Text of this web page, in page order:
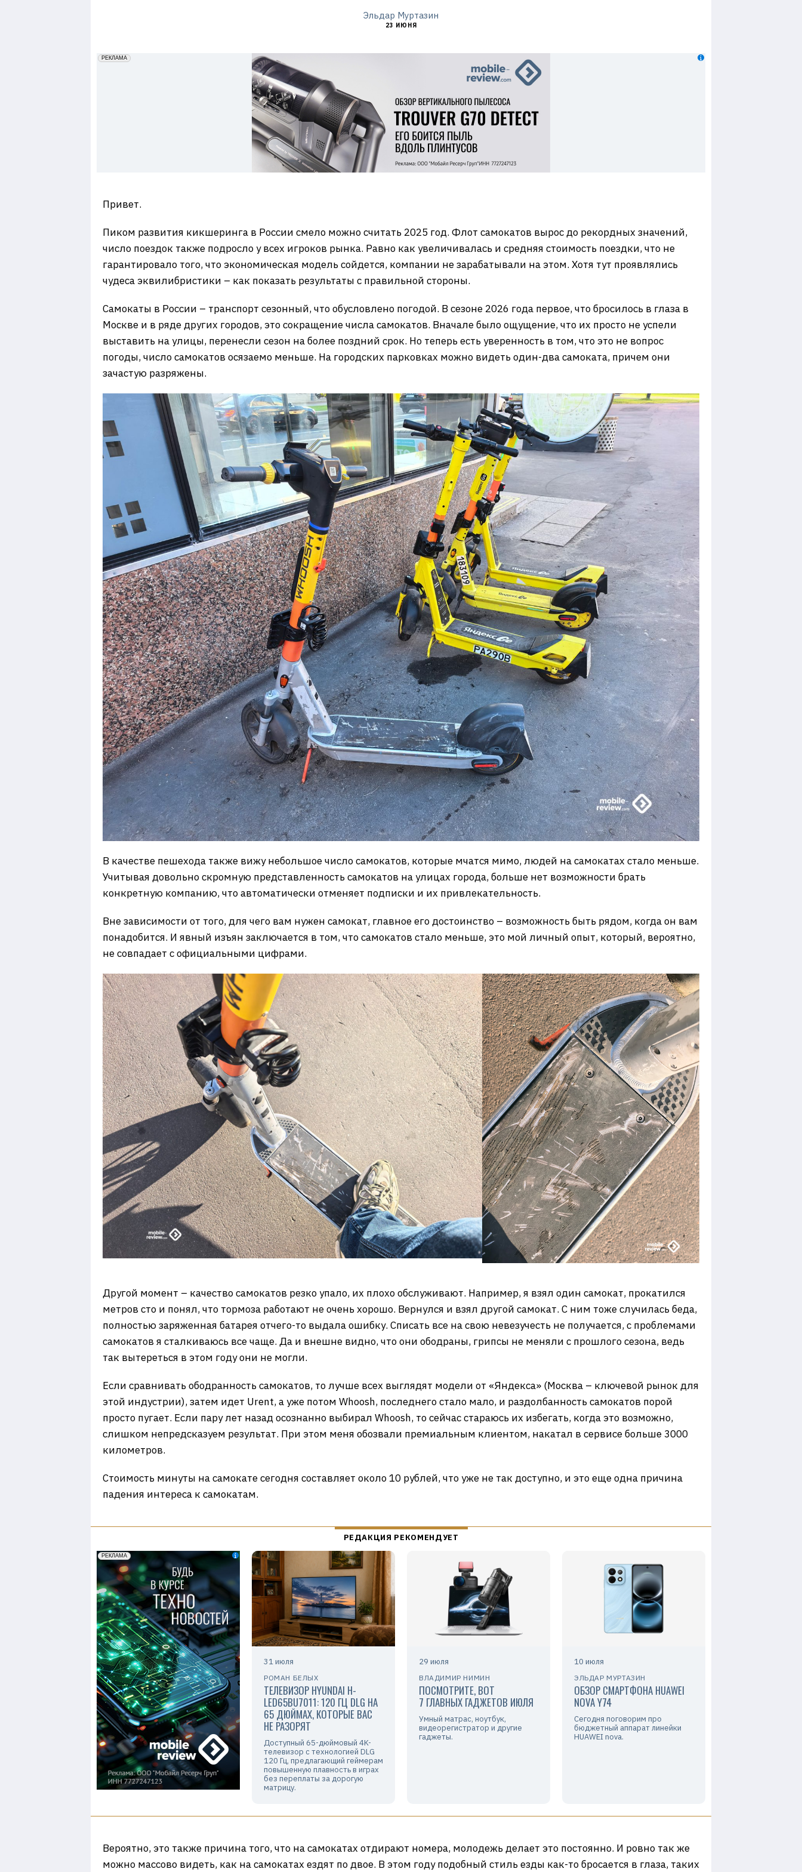
Эльдар Муртазин
23 ИЮНЯ
erid: 2VfnxxmNzs5
РЕКЛАМА
Привет.
Пиком развития кикшеринга в России смело можно считать 2025 год. Флот самокатов вырос до рекордных значений,
число поездок также подросло у всех игроков рынка. Равно как увеличивалась и средняя стоимость поездки, что не
гарантировало того, что экономическая модель сойдется, компании не зарабатывали на этом. Хотя тут проявлялись
чудеса эквилибристики – как показать результаты с правильной стороны.
Самокаты в России – транспорт сезонный, что обусловлено погодой. В сезоне 2026 года первое, что бросилось в глаза в
Москве и в ряде других городов, это сокращение числа самокатов. Вначале было ощущение, что их просто не успели
выставить на улицы, перенесли сезон на более поздний срок. Но теперь есть уверенность в том, что это не вопрос
погоды, число самокатов осязаемо меньше. На городских парковках можно видеть один-два самоката, причем они
зачастую разряжены.
В качестве пешехода также вижу небольшое число самокатов, которые мчатся мимо, людей на самокатах стало меньше.
Учитывая довольно скромную представленность самокатов на улицах города, больше нет возможности брать
конкретную компанию, что автоматически отменяет подписки и их привлекательность.
Вне зависимости от того, для чего вам нужен самокат, главное его достоинство – возможность быть рядом, когда он вам
понадобится. И явный изъян заключается в том, что самокатов стало меньше, это мой личный опыт, который, вероятно,
не совпадает с официальными цифрами.
Другой момент – качество самокатов резко упало, их плохо обслуживают. Например, я взял один самокат, прокатился
метров сто и понял, что тормоза работают не очень хорошо. Вернулся и взял другой самокат. С ним тоже случилась беда,
полностью заряженная батарея отчего-то выдала ошибку. Списать все на свою невезучесть не получается, с проблемами
самокатов я сталкиваюсь все чаще. Да и внешне видно, что они ободраны, грипсы не меняли с прошлого сезона, ведь
так вытереться в этом году они не могли.
Если сравнивать ободранность самокатов, то лучше всех выглядят модели от «Яндекса» (Москва – ключевой рынок для
этой индустрии), затем идет Urent, а уже потом Whoosh, последнего стало мало, и раздолбанность самокатов порой
просто пугает. Если пару лет назад осознанно выбирал Whoosh, то сейчас стараюсь их избегать, когда это возможно,
слишком непредсказуем результат. При этом меня обозвали премиальным клиентом, накатал в сервисе больше 3000
километров.
Стоимость минуты на самокате сегодня составляет около 10 рублей, что уже не так доступно, и это еще одна причина
падения интереса к самокатам.
31 июля
РОМАН БЕЛЫХ
ТЕЛЕВИЗОР HYUNDAI H-
LED65BU7011: 120 ГЦ DLG НА
65 ДЮЙМАХ, КОТОРЫЕ ВАС
НЕ РАЗОРЯТ
Доступный 65-дюймовый 4K-
телевизор с технологией DLG
120 Гц, предлагающий геймерам
повышенную плавность в играх
без переплаты за дорогую
матрицу.
29 июля
ВЛАДИМИР НИМИН
ПОСМОТРИТЕ, ВОТ
7 ГЛАВНЫХ ГАДЖЕТОВ ИЮЛЯ
Умный матрас, ноутбук,
видеорегистратор и другие
гаджеты.
10 июля
ЭЛЬДАР МУРТАЗИН
ОБЗОР СМАРТФОНА HUAWEI
NOVA Y74
Сегодня поговорим про
бюджетный аппарат линейки
HUAWEI nova.
Вероятно, это также причина того, что на самокатах отдирают номера, молодежь делает это постоянно. И ровно так же
можно массово видеть, как на самокатах ездят по двое. В этом году подобный стиль езды как-то бросается в глаза, таких